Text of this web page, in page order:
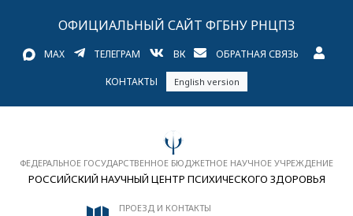
ОФИЦИАЛЬНЫЙ САЙТ ФГБНУ РНЦПЗ
MAX ТЕЛЕГРАМ ВК ОБРАТНАЯ СВЯЗЬ
КОНТАКТЫ English version
ФЕДЕРАЛЬНОЕ ГОСУДАРСТВЕННОЕ БЮДЖЕТНОЕ НАУЧНОЕ УЧРЕЖДЕНИЕ
РОССИЙСКИЙ НАУЧНЫЙ ЦЕНТР ПСИХИЧЕСКОГО ЗДОРОВЬЯ
ПРОЕЗД И КОНТАКТЫ